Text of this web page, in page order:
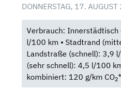
DONNERSTAG, 17.
Verbrauch: Innerstädtisch
l/100 km • Stadtrand
Landstraße (schnell): 3,9
(sehr schnell): 4,5 l/100
kombiniert: 120 g/km CO2*